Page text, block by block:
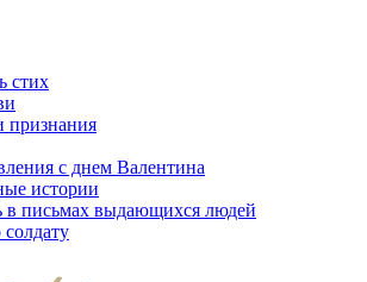
стих
признания
с днем Валентина
истории
письмах выдающихся людей